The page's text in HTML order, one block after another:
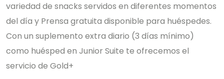
variedad de snacks servidos en diferentes momentos
del día y Prensa gratuita disponible para huéspedes.
Con un suplemento extra diario (3 días mínimo)
como huésped en Junior Suite te ofrecemos el
servicio de Gold+